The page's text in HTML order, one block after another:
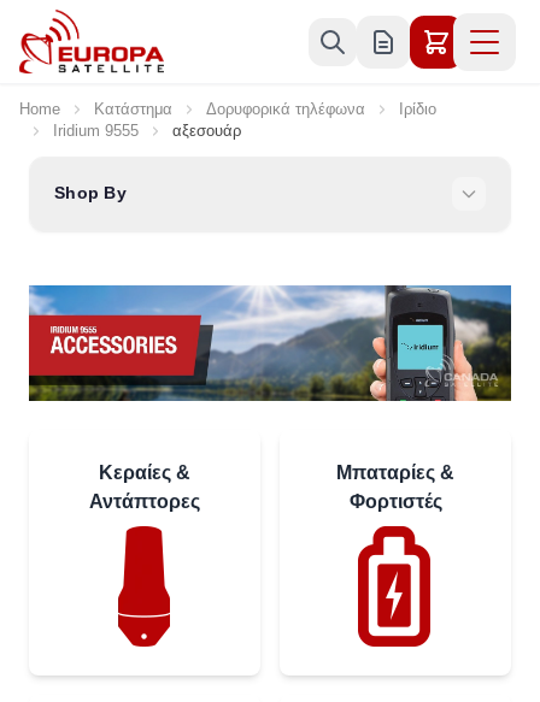
Skip to Content
Home Κατάστημα Δορυφορικά τηλέφωνα
Ιρίδιο
Iridium 9555
αξεσουάρ
Shop By
Κεραίες &
Αντάπτορες
Μπαταρίες &
Φορτιστές